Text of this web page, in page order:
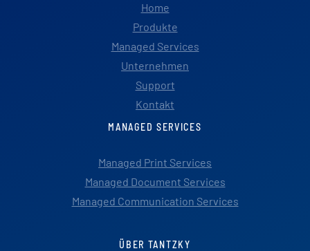
Home
Produkte
Managed Services
Unternehmen
Support
Kontakt
MANAGED SERVICES
Managed Print Services
Managed Document Services
Managed Communication Services
ÜBER TANTZKY